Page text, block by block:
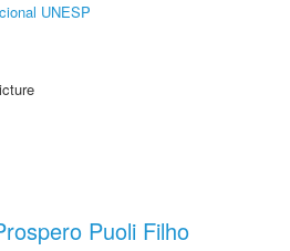
UNESP
Puoli Filho